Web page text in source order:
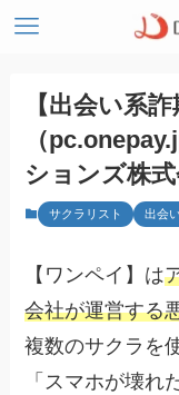
【出会い系
（
ションズ株
サクラリスト 出会
【ワンペイ】は
会社が運営する
複数のサクラを
「スマホが壊れ